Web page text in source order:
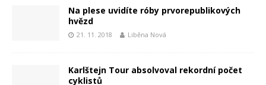
Na plese uvidíte róby prvorepublikových
hvězd
21. 11. 2018 Liběna Nová
Karlštejn Tour absolvoval rekordní počet
cyklistů